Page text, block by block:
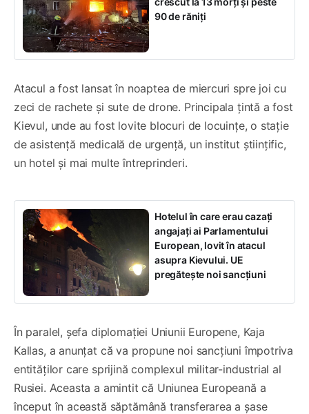
90 de răniți
Atacul a fost lansat în noaptea de miercuri spre joi cu
zeci de rachete și sute de drone. Principala țintă a fost
Kievul, unde au fost lovite blocuri de locuințe, o stație
de asistență medicală de urgență, un institut științific,
un hotel și mai multe întreprinderi.
Hotelul în care erau cazați
angajați ai Parlamentului
European, lovit în atacul
asupra Kievului. UE
pregătește noi sancțiuni
În paralel, șefa diplomației Uniunii Europene, Kaja
Kallas, a anunțat că va propune noi sancțiuni împotriva
entităților care sprijină complexul militar-industrial al
Rusiei. Aceasta a amintit că Uniunea Europeană a
început în această săptămână transferarea a șase